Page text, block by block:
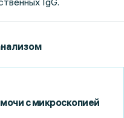
с микроскопией